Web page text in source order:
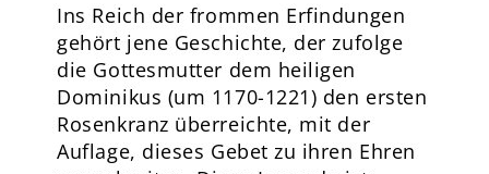
Ins Reich der frommen Erfindungen
gehört jene Geschichte, der zufolge
die Gottesmutter dem heiligen
Dominikus (um 1170-1221) den ersten
Rosenkranz überreichte, mit der
Auflage, dieses Gebet zu ihren Ehren